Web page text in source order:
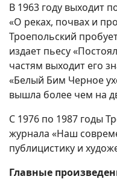
В 1963 году выходит
«О реках, почвах и
Троепольский
издает пьесу
частям выходит его
«Белый Бим Черное
вышла более чем на
С 1976 по 1987 годы
журнала «Наш
публицистику и
Главные